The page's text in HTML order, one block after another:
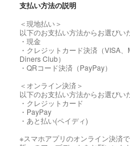
支払い方法の説明
＜現地払い＞
以下のお支払い方法からお選びい
・現金
・クレジットカード決済（VISA
Diners Club）
・QRコード決済（PayPay）
＜オンライン決済＞
以下のお支払い方法からお選びい
・クレジットカード
・PayPay
・あと払い(ペイディ)
※スマホアプリのオンライン決済